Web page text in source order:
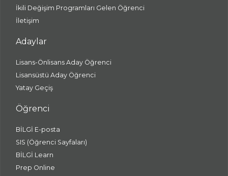
İkili Değişim Programları Gelen Öğrenci
İletişim
Adaylar
Lisans-Önlisans Aday Öğrenci
Lisansüstü Aday Öğrenci
Yatay Geçiş
Öğrenci
BİLGİ E-posta
SIS (Öğrenci Sayfaları)
BİLGİ Learn
Prep Online